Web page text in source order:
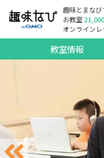
趣味とまなび
お教室21,000
オンライン
教室情報